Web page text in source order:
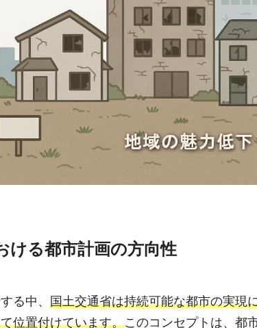
ける都市計画の方向性
る中、 国土交通省は持続可能な都市の実現
位置付けています。このコンセプトは、都